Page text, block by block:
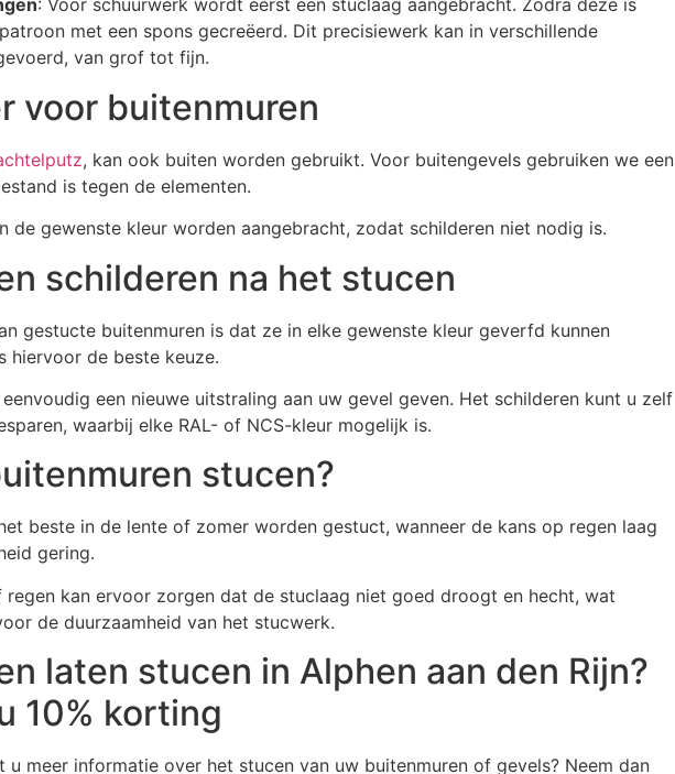
: Voor schuurwerk wordt eerst een stuclaag aangebracht. Zodra deze is
met een spons gecreëerd. Dit precisiewerk kan in verschillende
van grof tot fijn.
voor buitenmuren
, kan ook buiten worden gebruikt. Voor buitengevels gebruiken we een
is tegen de elementen.
de gewenste kleur worden aangebracht, zodat schilderen niet nodig is.
schilderen na het stucen
gestucte buitenmuren is dat ze in elke gewenste kleur geverfd kunnen
hiervoor de beste keuze.
een nieuwe uitstraling aan uw gevel geven. Het schilderen kunt u zelf
waarbij elke RAL- of NCS-kleur mogelijk is.
stucen?
beste in de lente of zomer worden gestuct, wanneer de kans op regen laag
gering.
regen kan ervoor zorgen dat de stuclaag niet goed droogt en hecht, wat
de duurzaamheid van het stucwerk.
laten stucen in Alphen aan den Rijn?
10% korting
meer informatie over het stucen van uw buitenmuren of gevels? Neem dan